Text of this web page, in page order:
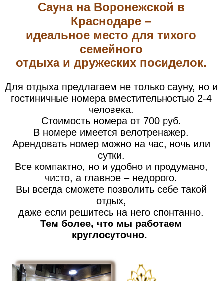
Сауна на Воронежской в
Краснодаре –
идеальное место для тихого
семейного
отдыха и дружеских посиделок.
Для отдыха предлагаем не только сауну, но и
гостиничные номера вместительностью 2-4
человека.
Стоимость номера от 700 руб.
В номере имеется велотренажер.
Арендовать номер можно на час, ночь или
сутки.
Все компактно, но и удобно и продумано,
чисто, а главное – недорого.
Вы всегда сможете позволить себе такой
отдых,
даже если решитесь на него спонтанно.
Тем более, что мы работаем
круглосуточно.